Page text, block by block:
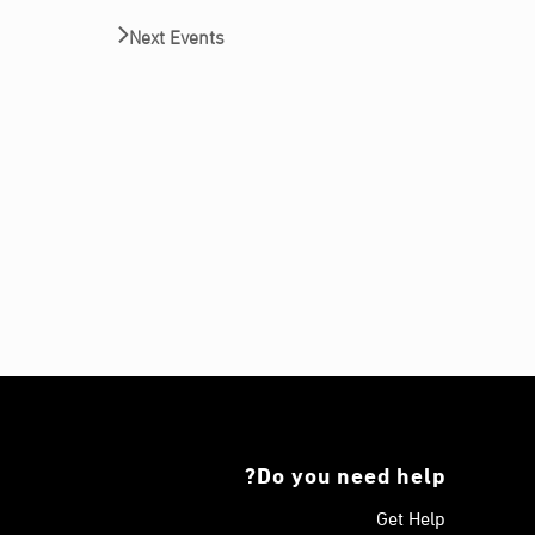
NextEvents
Do you need help?
Get Help